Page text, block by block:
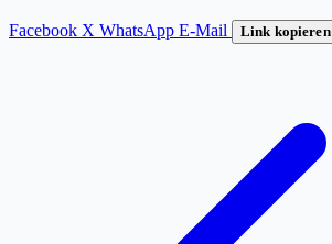
Facebook X WhatsApp E-Mail Link kopieren